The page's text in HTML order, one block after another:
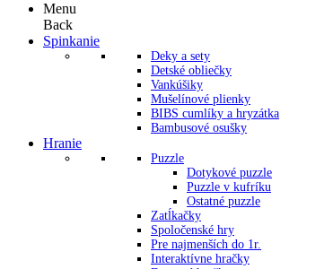
Menu
Back
Spinkanie
Deky a sety
Detské obliečky
Vankúšiky
Mušelínové plienky
BIBS cumlíky a hryzátka
Bambusové osušky
Hranie
Puzzle
Dotykové puzzle
Puzzle v kufríku
Ostatné puzzle
Zatĺkačky
Spoločenské hry
Pre najmenších do 1r.
Interaktívne hračky